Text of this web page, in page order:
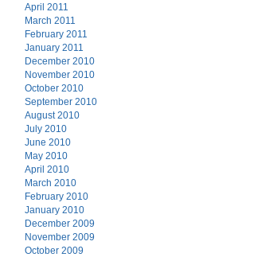
April 2011
March 2011
February 2011
January 2011
December 2010
November 2010
October 2010
September 2010
August 2010
July 2010
June 2010
May 2010
April 2010
March 2010
February 2010
January 2010
December 2009
November 2009
October 2009